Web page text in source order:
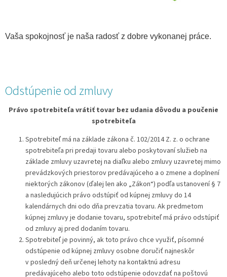
Vaša spokojnosť je naša radosť z dobre vykonanej práce.
Odstúpenie od zmluvy
Právo spotrebiteľa vrátiť tovar bez udania dôvodu a poučenie
spotrebiteľa
Spotrebiteľ má na základe zákona č. 102/2014 Z. z. o ochrane
spotrebiteľa pri predaji tovaru alebo poskytovaní služieb na
základe zmluvy uzavretej na diaľku alebo zmluvy uzavretej mimo
prevádzkových priestorov predávajúceho a o zmene a doplnení
niektorých zákonov (ďalej len ako „Zákon“) podľa ustanovení § 7
a nasledujúcich právo odstúpiť od kúpnej zmluvy do 14
kalendárnych dni odo dňa prevzatia tovaru. Ak predmetom
kúpnej zmluvy je dodanie tovaru, spotrebiteľ má právo odstúpiť
od zmluvy aj pred dodaním tovaru.
Spotrebiteľ je povinný, ak toto právo chce využiť, písomné
odstúpenie od kúpnej zmluvy osobne doručiť najneskôr
v posledný deň určenej lehoty na kontaktnú adresu
predávajúceho alebo toto odstúpenie odovzdať na poštovú